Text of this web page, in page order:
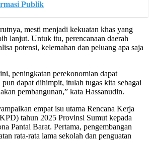
Publik
mesti menjadi kekuatan khas yang
lanjut. Untuk itu, perencanaan daerah
potensi, kelemahan dan peluang apa saja
peningkatan perekonomian dapat
dapat dihimpit, itulah tugas kita sebagai
pembangunan,” kata Hassanudin.
empat isu utama Rencana Kerja
tahun 2025 Provinsi Sumut kepada
Pantai Barat. Pertama, pengembangan
rata-rata lama sekolah dan penguatan